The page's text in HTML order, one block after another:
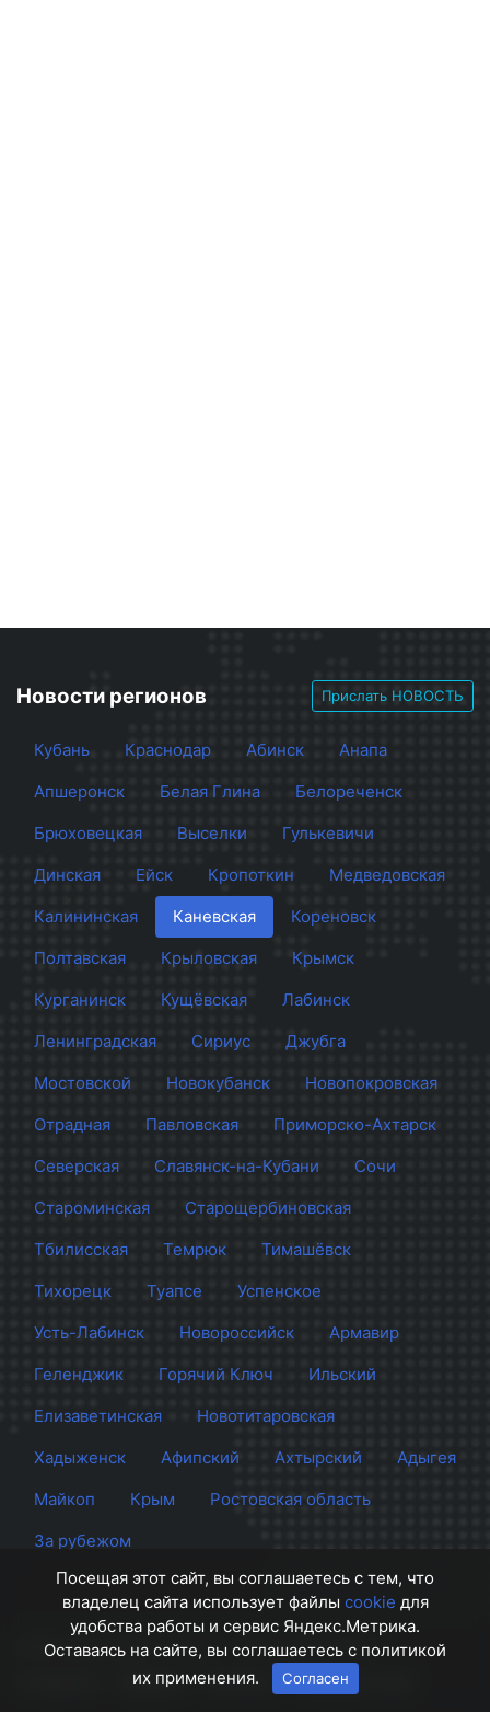
Новости регионов Прислать НОВОСТЬ
Кубань Краснодар Абинск
Анапа
Апшеронск
Белая Глина
Белореченск
Брюховецкая
Выселки
Гулькевичи
Динская
Ейск Кропоткин
Медведовская
Калининская
Каневская
Кореновск
Полтавская
Крыловская
Крымск
Курганинск
Кущёвская
Лабинск
Ленинградская
Сириус
Джубга
Мостовской
Новокубанск
Новопокровская
Отрадная
Павловская
Приморско-Ахтарск
Северская
Славянск-на-Кубани
Сочи
Староминская
Старощербиновская
Тбилисская
Темрюк
Тимашёвск
Тихорецк
Туапсе
Успенское
Усть-Лабинск
Новороссийск
Армавир
Геленджик
Горячий Ключ
Ильский
Елизаветинская
Новотитаровская
Хадыженск
Афипский Ахтырский
Адыгея
Майкоп
Крым
Ростовская область
За рубежом
Сайт Краснодара
© 2012 - 2026 СМИ Кубани
Правила Контакты Напишите нам
Посещая этот сайт, вы соглашаетесь с тем, что
владелец сайта использует файлы cookie для
удобства работы и сервис Яндекс.Метрика.
Оставаясь на сайте, вы соглашаетесь с политикой
их применения.
Согласен